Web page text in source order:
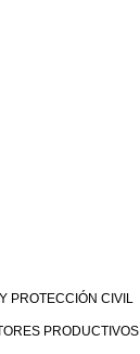
PROTECCIÓN CIVIL
PRODUCTIVOS